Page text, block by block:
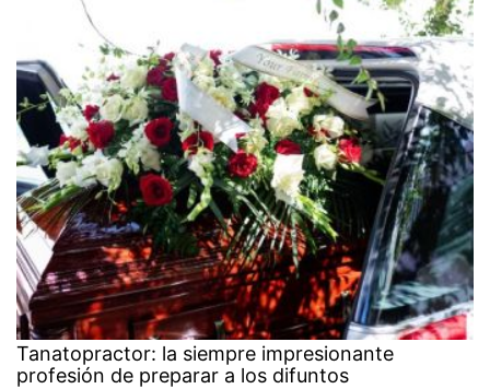
Tanatopractor: la siempre impresionante
profesión de preparar a los difuntos